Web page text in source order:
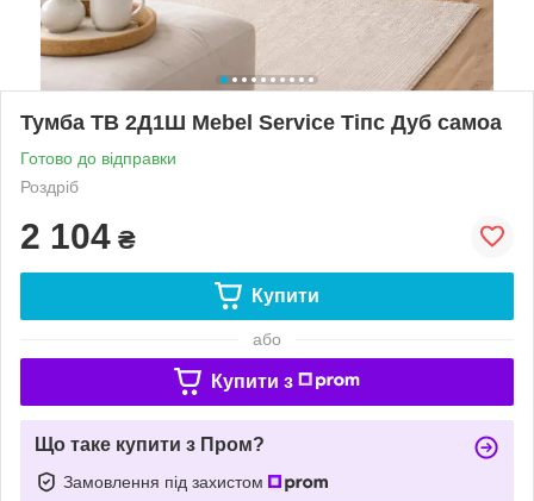
Тумба ТВ 2Д1Ш Mebel Service Тіпс Дуб самоа
Готово до відправки
Роздріб
2 104 ₴
Купити
або
Купити з
Що таке купити з Пром?
Замовлення під захистом